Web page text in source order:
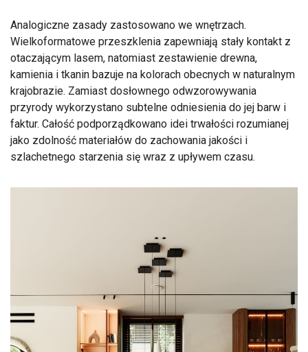
Analogiczne zasady zastosowano we wnętrzach.
Wielkoformatowe przeszklenia zapewniają stały kontakt z
otaczającym lasem, natomiast zestawienie drewna,
kamienia i tkanin bazuje na kolorach obecnych w naturalnym
krajobrazie. Zamiast dosłownego odwzorowywania
przyrody wykorzystano subtelne odniesienia do jej barw i
faktur. Całość podporządkowano idei trwałości rozumianej
jako zdolność materiałów do zachowania jakości i
szlachetnego starzenia się wraz z upływem czasu.